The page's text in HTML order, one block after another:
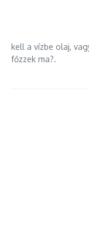
kell a vízbe olaj,
főzzek ma?.